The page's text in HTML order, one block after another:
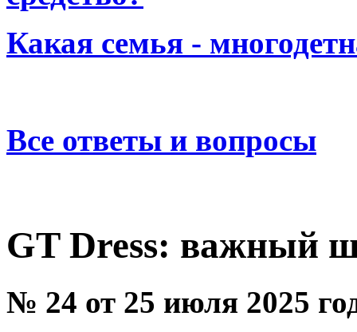
Какая семья -
Все ответы и вопросы
GT Dress: важный
№ 24 от 25 июля 2025